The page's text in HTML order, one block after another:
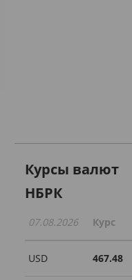
Курсы валют
НБРК
07.08.2026 Курс
USD 467.48